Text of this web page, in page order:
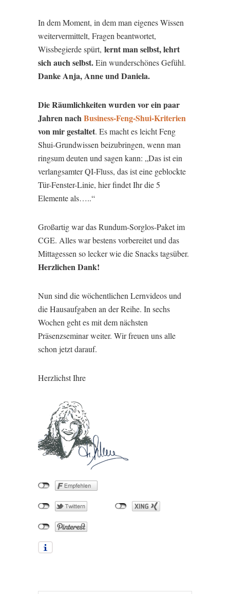
In dem Moment, in dem man eigenes Wissen
weitervermittelt, Fragen beantwortet,
Wissbegierde spürt, lernt man selbst, lehrt
sich auch selbst.Ein wunderschönes Gefühl.
Danke Anja, Anne und Daniela.
Die Räumlichkeiten wurden vor ein paar
Jahren nachBusiness-Feng-Shui-Kriterien
von mir gestaltet. Es macht es leicht Feng
Shui-Grundwissen beizubringen, wenn man
ringsum deuten und sagen kann: „Das ist ein
verlangsamter QI-Fluss, das ist eine geblockte
Tür-Fenster-Linie, hier findet Ihr die 5
Elemente als…..“
Großartig war das Rundum-Sorglos-Paket im
CGE. Alles war bestens vorbereitet und das
Mittagessen so lecker wie die Snacks tagsüber.
Herzlichen Dank!
Nun sind die wöchentlichen Lernvideos und
die Hausaufgaben an der Reihe. In sechs
Wochen geht es mit dem nächsten
Präsenzseminar weiter. Wir freuen uns alle
schon jetzt darauf.
Herzlichst Ihre